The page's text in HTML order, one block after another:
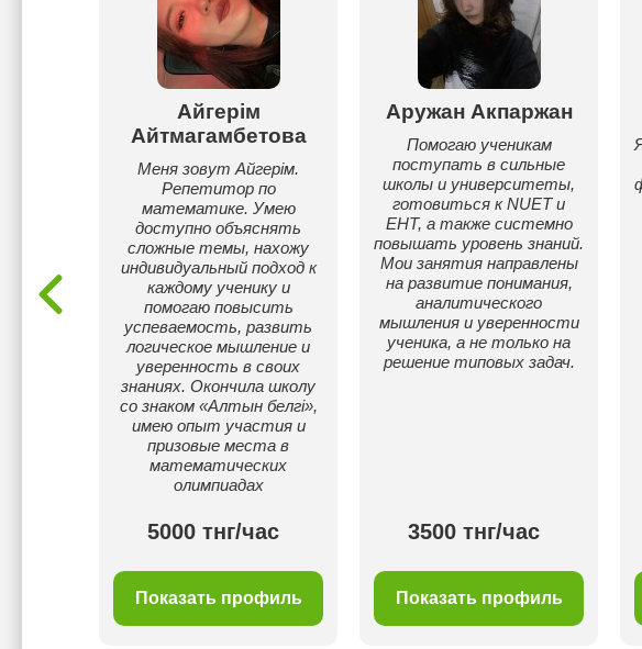
Айгерім
Айтмагамбетова
Меня зовут Айгерім.
Репетитор по
математике. Умею
доступно объяснять
сложные темы, нахожу
индивидуальный подход к
каждому ученику и
помогаю повысить
успеваемость, развить
логическое мышление и
уверенность в своих
знаниях. Окончила школу
со знаком «Алтын белгі»,
имею опыт участия и
призовые места в
математических
олимпиадах
5000 тнг/час
Показать профиль
Аружан Акпаржан
Помогаю ученикам
поступать в сильные
школы и университеты,
готовиться к NUET и
ЕНТ, а также системно
повышать уровень знаний.
Мои занятия направлены
на развитие понимания,
аналитического
мышления и уверенности
ученика, а не только на
решение типовых задач.
3500 тнг/час
Показать профиль